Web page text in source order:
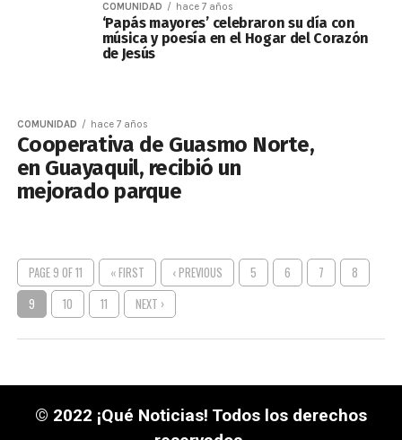
COMUNIDAD hace 7 años
‘Papás mayores’ celebraron su día con
música y poesía en el Hogar del Corazón
de Jesús
COMUNIDAD hace 7 años
Cooperativa de Guasmo Norte,
en Guayaquil, recibió un
mejorado parque
PAGE 9 OF 11 « FIRST ‹ PREVIOUS 5 6 7
8
9
10 11 NEXT ›
© 2022 ¡Qué Noticias! Todos los derechos